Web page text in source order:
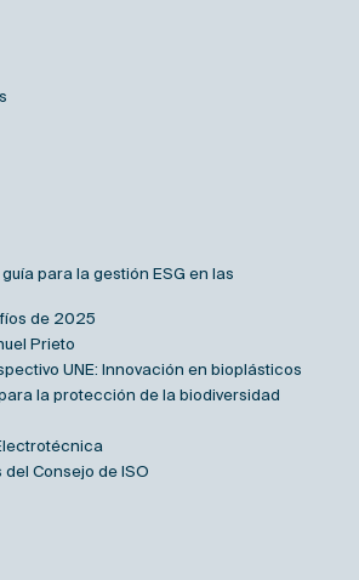
para la gestión ESG en las
de 2025
Prieto
UNE: Innovación en bioplásticos
la protección de la biodiversidad
del Consejo de ISO